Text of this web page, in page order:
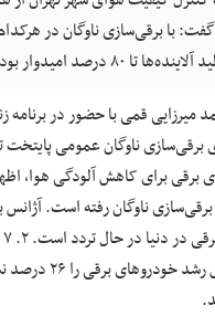
خبر داد و گفت: با برقی‌سازی
درصد امیدوار بود.
قمی با حضور در برنامه
برقی‌سازی ناوگان عمومی
برقی برای کاهش آلودگی هوا،
ناوگان رفته است. آژانس